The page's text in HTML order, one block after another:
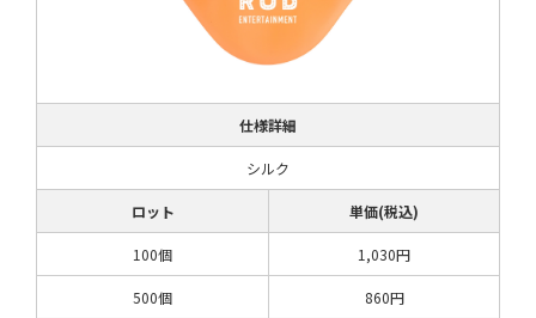
仕様詳細
シルク
ロット 単価(税込)
100個 1,030円
500個 860円